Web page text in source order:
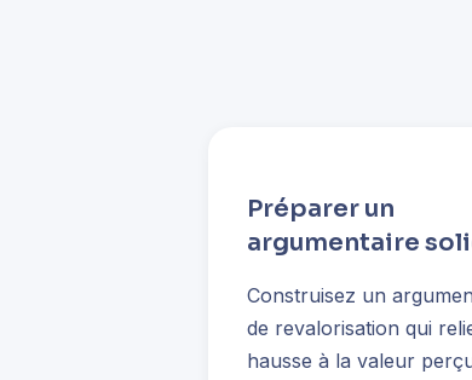
Préparer un
argumentaire
Construisez un
de revalorisation qui
hausse à la valeur